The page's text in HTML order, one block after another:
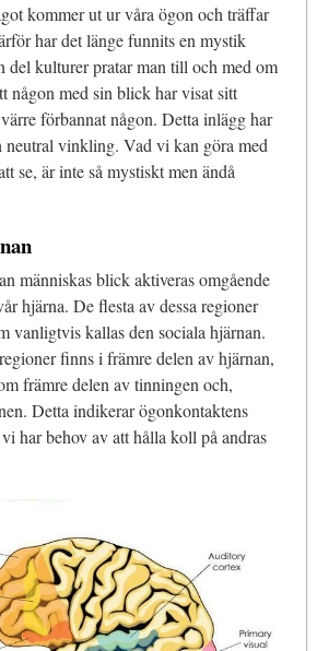
kommer ut ur våra ögon och träffar
har det länge funnits en mystik
del kulturer pratar man till och med om
någon med sin blick har visat sitt
förbannat någon. Detta inlägg har
neutral vinkling. Vad vi kan göra med
se, är inte så mystiskt men ändå
människas blick aktiveras omgående
hjärna. De flesta av dessa regioner
vanligtvis kallas den sociala hjärnan.
finns i främre delen av hjärnan,
främre delen av tinningen och,
Detta indikerar ögonkontaktens
har behov av att hålla koll på andras